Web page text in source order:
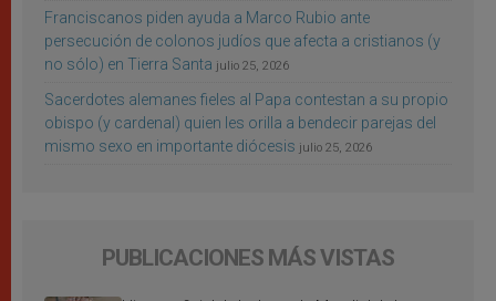
Franciscanos piden ayuda a Marco Rubio ante
persecución de colonos judíos que afecta a cristianos (y
no sólo) en Tierra Santa julio 25, 2026
Sacerdotes alemanes fieles al Papa contestan a su propio
obispo (y cardenal) quien les orilla a bendecir parejas del
mismo sexo en importante diócesis julio 25, 2026
PUBLICACIONES MÁS VISTAS